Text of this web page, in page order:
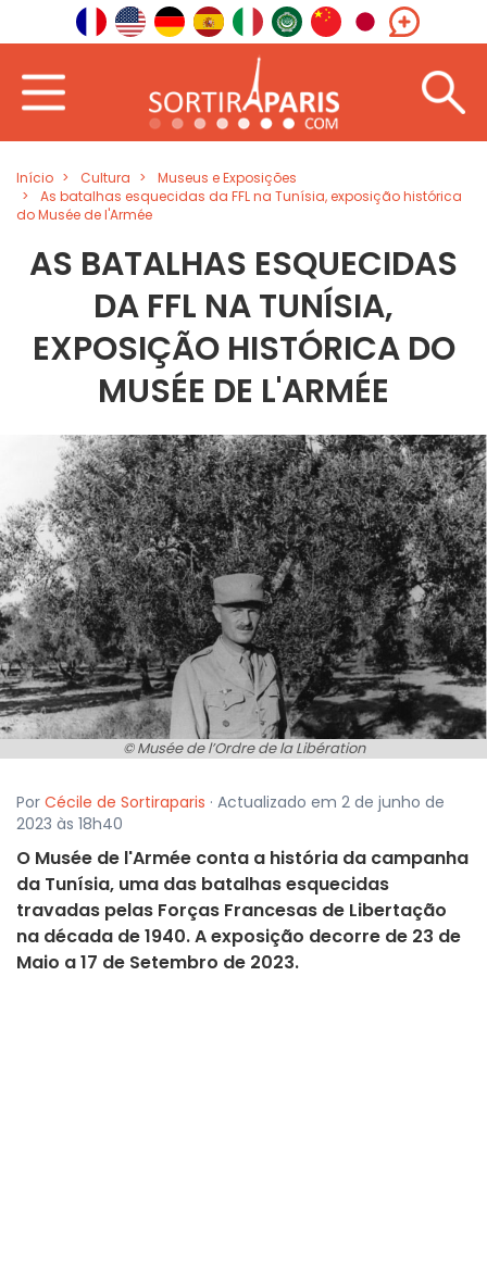
Início Cultura
Museus e Exposições
As batalhas esquecidas da FFL na Tunísia, exposição histórica
do Musée de l'Armée
AS BATALHAS ESQUECIDAS
DA FFL NA TUNÍSIA,
EXPOSIÇÃO HISTÓRICA DO
MUSÉE DE L'ARMÉE
© Musée de l’Ordre de la Libération
Por Cécile de Sortiraparis · Actualizado em 2 de junho de
2023 às 18h40
O Musée de l'Armée conta a história da campanha
da Tunísia, uma das batalhas esquecidas
travadas pelas Forças Francesas de Libertação
na década de 1940. A exposição decorre de 23 de
Maio a 17 de Setembro de 2023.